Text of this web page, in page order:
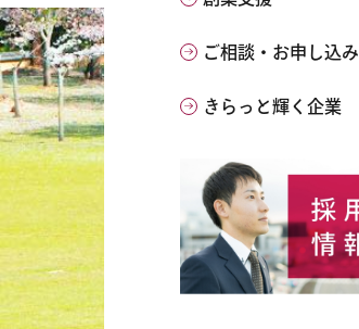
ご相談・お申し込み
きらっと輝く企業